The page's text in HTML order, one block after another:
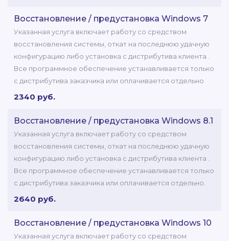
Восстановление / предустановка Windows 7
Указанная услуга включает работу со средством
восстановления системы, откат на последнюю удачную
конфигурацию либо установка с дистрибутива клиента .
Все программное обеспечение устанавливается только
с дистрибутива заказчика или оплачивается отдельно
2340 руб.
Восстановление / предустановка Windows 8.1
Указанная услуга включает работу со средством
восстановления системы, откат на последнюю удачную
конфигурацию либо установка с дистрибутива клиента .
Все программное обеспечение устанавливается только
с дистрибутива заказчика или оплачивается отдельно.
2640 руб.
Восстановление / предустановка Windows 10
Указанная услуга включает работу со средством